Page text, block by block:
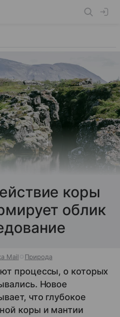
коры
облик
Mail Природа
процессы, о которых
Новое
что глубокое
коры и мантии